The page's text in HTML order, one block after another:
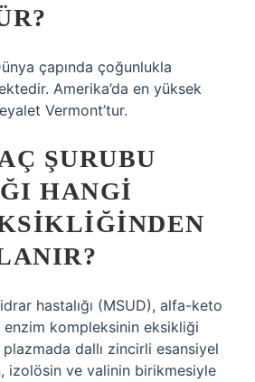
çapında çoğunlukla
Amerika’da en yüksek
Vermont’tur.
ŞURUBU
HANGI
hastalığı (MSUD), alfa-keto
kompleksinin eksikliği
dallı zincirli esansiyel
izolösin ve valinin birikmesiyle